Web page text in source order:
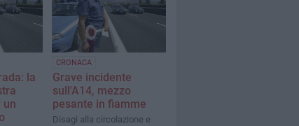
la
un
CRONACA
Grave incidente
sull'A14, mezzo
pesante in fiamme
Disagi alla circolazione e